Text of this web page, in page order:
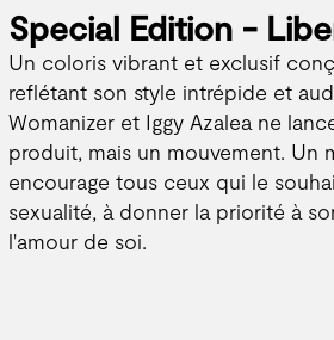
Special Edition -
Un coloris vibrant et exclusif
reflétant son style intrépide et
Womanizer et Iggy Azalea ne
produit, mais un mouvement. Un
encourage tous ceux qui le
sexualité, à donner la priorité à
l'amour de soi.